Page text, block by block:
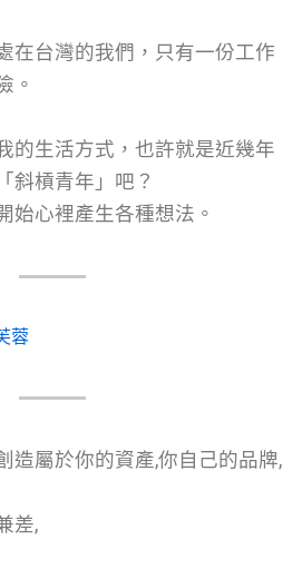
在台灣的我們，只有一份工作
。
的生活方式，也許就是近幾年
斜槓青年」吧？
始心裡產生各種想法。
蓉
造屬於你的資產,你自己的品牌,
差,